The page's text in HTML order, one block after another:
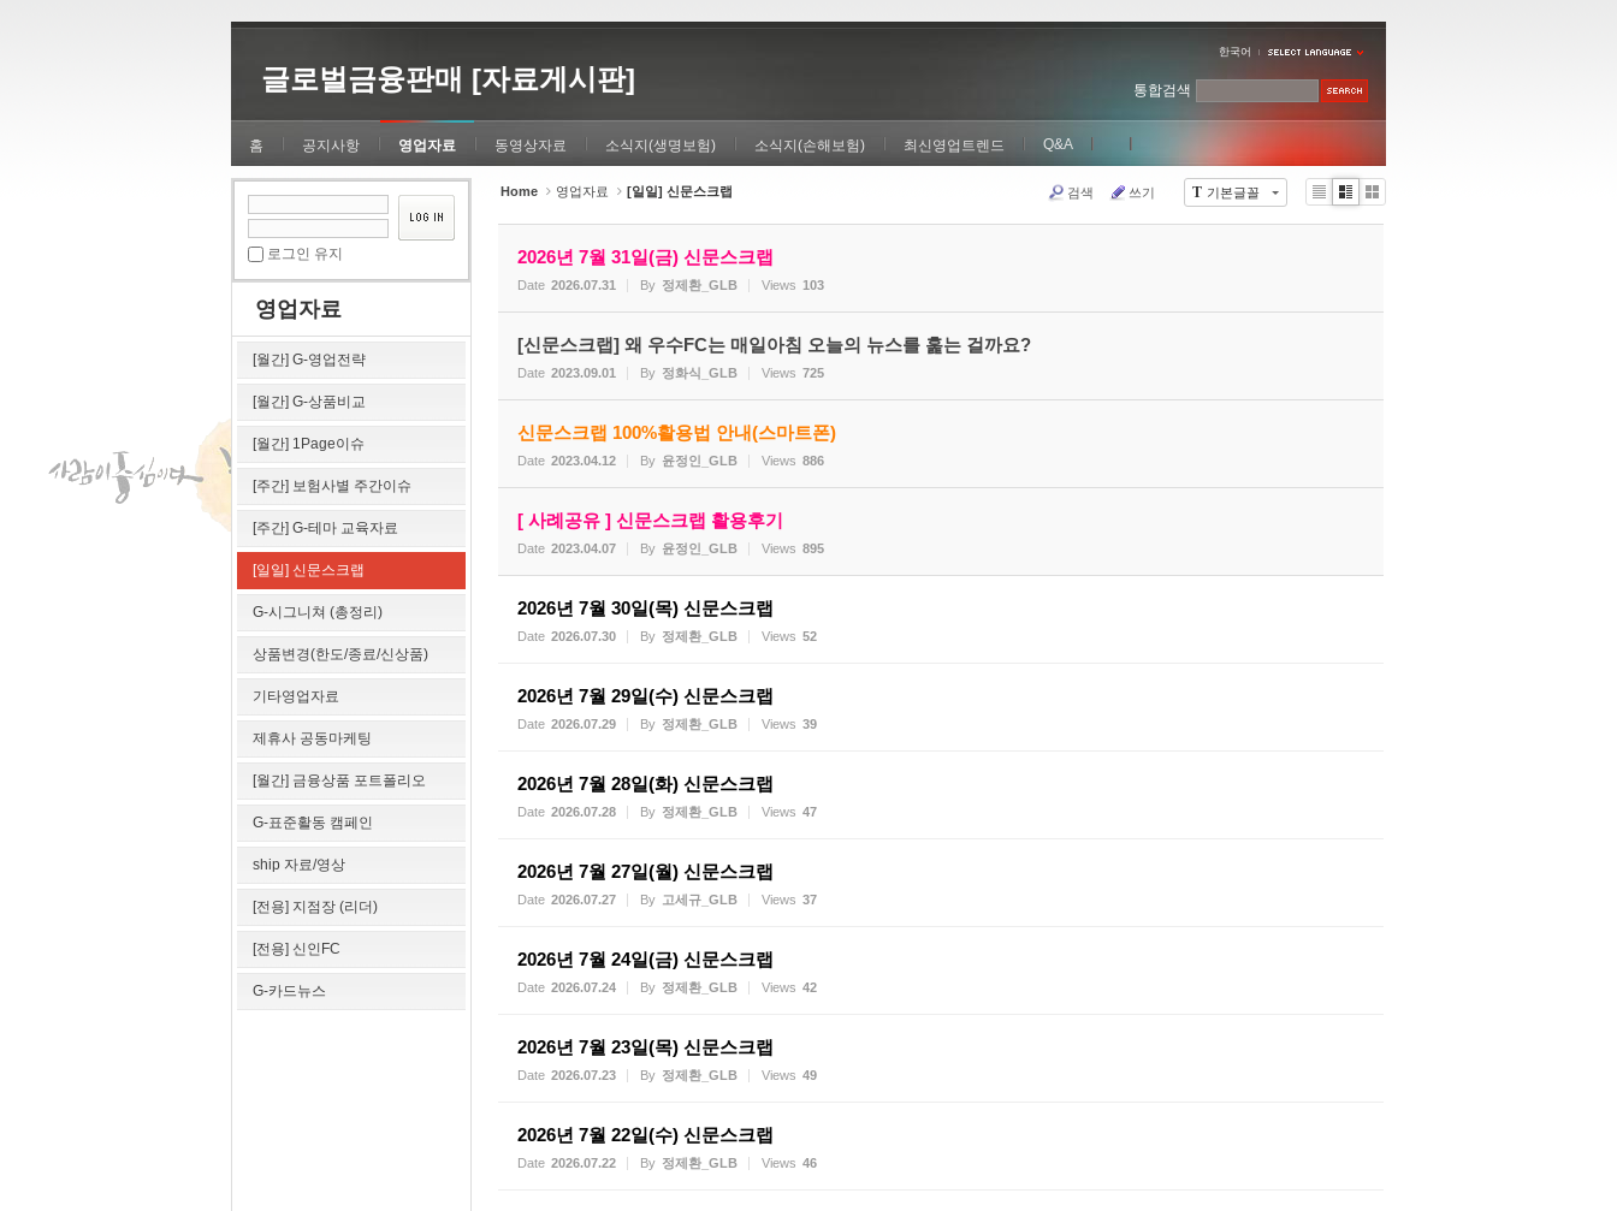
글로벌금융판매 [자료게시판]
한국어
홈 공지사항 영업자료 동영상자료 소식지(생명보험) 소식지(손해보험) 최신영업트렌드 Q&A
통합검색
로그인 유지
영업자료
[월간] G-영업전략
[월간] G-상품비교
[월간] 1Page이슈
[주간] 보험사별 주간이슈
[주간] G-테마 교육자료
[일일] 신문스크랩
G-시그니쳐 (총정리)
상품변경(한도/종료/신상품)
기타영업자료
제휴사 공동마케팅
[월간] 금융상품 포트폴리오
G-표준활동 캠페인
ship 자료/영상
[전용] 지점장 (리더)
[전용] 신인FC
G-카드뉴스
Home 영업자료 [일일] 신문스크랩 T 기본글꼴
검색 쓰기
Li
Zi
G
2026년 7월 31일(금) 신문스크랩
Date 2026.07.31 By 정제환_GLB Views 103
[신문스크랩] 왜 우수FC는 매일아침 오늘의 뉴스를 훑는 걸까요?
Date 2023.09.01 By 정화식_GLB Views 725
신문스크랩 100%활용법 안내(스마트폰)
Date 2023.04.12 By 윤정인_GLB Views 886
[ 사례공유 ] 신문스크랩 활용후기
Date 2023.04.07 By 윤정인_GLB Views 895
2026년 7월 30일(목) 신문스크랩
Date 2026.07.30 By 정제환_GLB Views 52
2026년 7월 29일(수) 신문스크랩
Date 2026.07.29 By 정제환_GLB Views 39
2026년 7월 28일(화) 신문스크랩
Date 2026.07.28 By 정제환_GLB Views 47
2026년 7월 27일(월) 신문스크랩
Date 2026.07.27 By 고세규_GLB Views 37
2026년 7월 24일(금) 신문스크랩
Date 2026.07.24 By 정제환_GLB Views 42
2026년 7월 23일(목) 신문스크랩
Date 2026.07.23 By 정제환_GLB Views 49
2026년 7월 22일(수) 신문스크랩
Date 2026.07.22 By 정제환_GLB Views 46
Sketchbook5, 스케치북5
Sketchbook5, 스케치북5
Sketchbook5, 스케치북5
Sketchbook5, 스케치북5